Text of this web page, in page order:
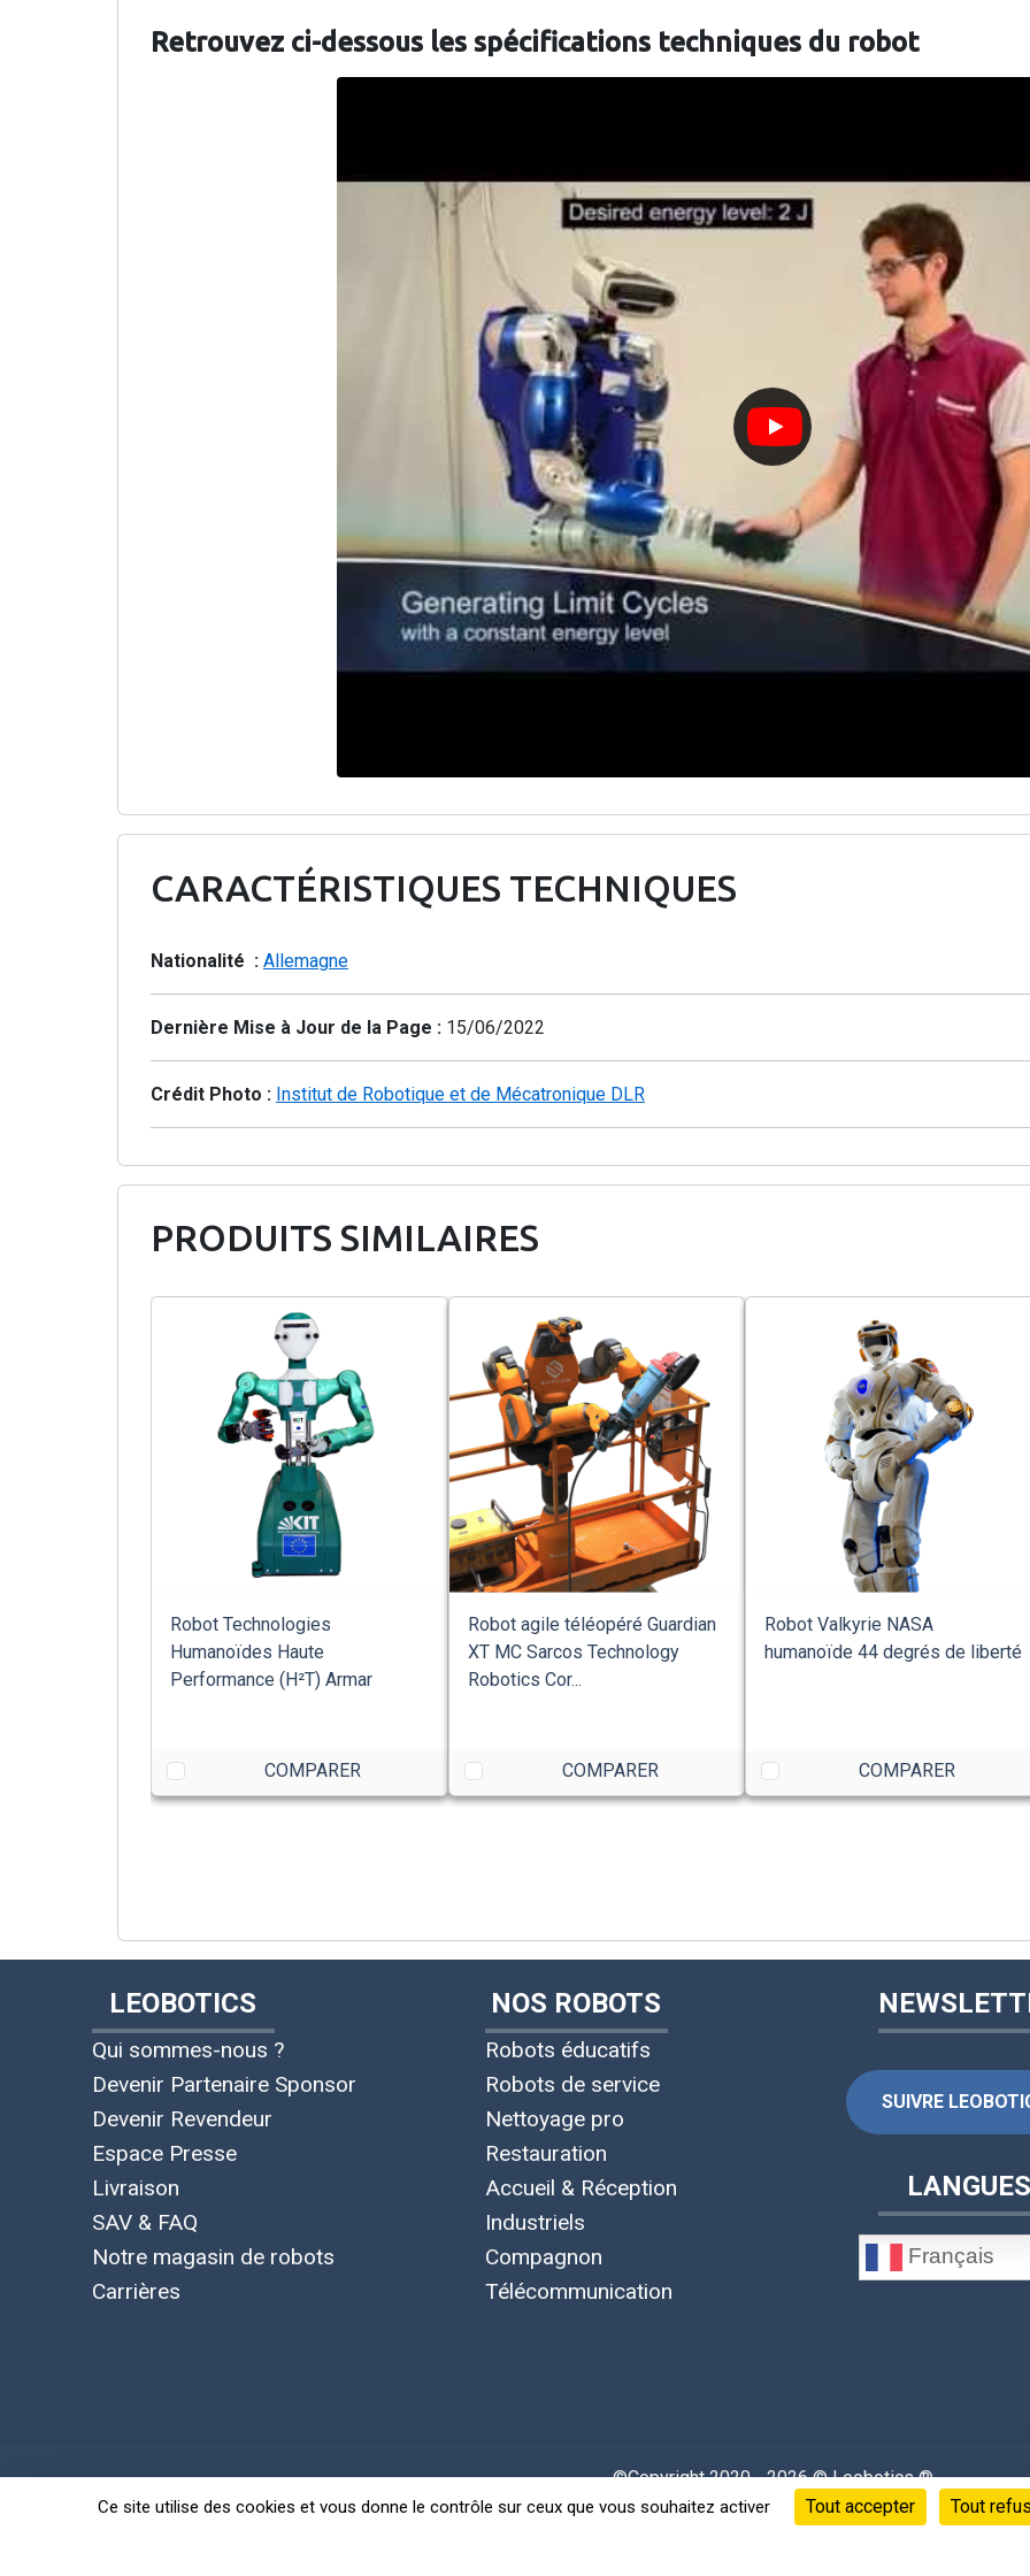
Retrouvez ci-dessous les spécifications techniques du robot
CARACTÉRISTIQUES TECHNIQUES
Nationalité : Allemagne
Dernière Mise à Jour de la Page : 15/06/2022
Crédit Photo : Institut de Robotique et de Mécatronique DLR
PRODUITS SIMILAIRES
Robot Technologies
Humanoïdes Haute
Performance (H²T) Armar
COMPARER
Robot agile téléopéré Guardian
XT MC Sarcos Technology
Robotics Cor...
COMPARER
Robot Valkyrie NASA
humanoïde 44 degrés de liberté
COMPARER
LEOBOTICS
Qui sommes-nous ?
Devenir Partenaire Sponsor
Devenir Revendeur
Espace Presse
Livraison
SAV & FAQ
Notre magasin de robots
Carrières
NOS ROBOTS
Robots éducatifs
Robots de service
Nettoyage pro
Restauration
Accueil & Réception
Industriels
Compagnon
Télécommunication
SUIVRE
LANGUES
Français
©Copyright 2020 - 2026 © Leobotics ®
Siège social : 38 quai Perrache Lyon 2 France
Ce site utilise des cookies et vous donne le contrôle sur ceux que vous souhaitez activer Tout accepter Tout